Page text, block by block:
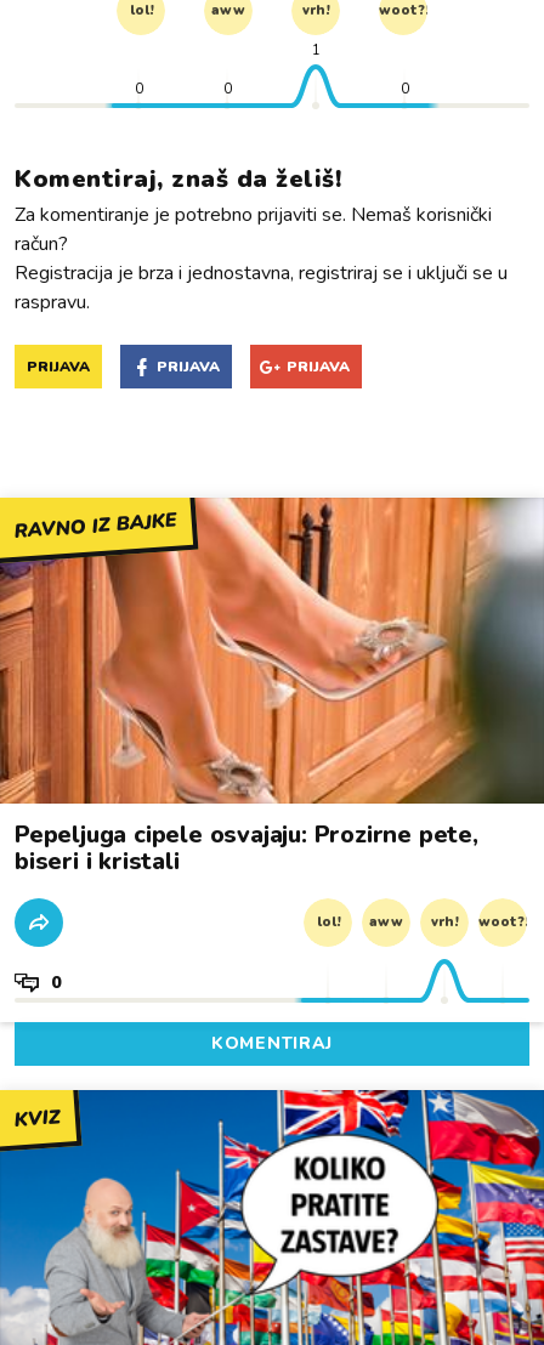
lol! aww vrh! woot?!
0 0
1
0
Komentiraj, znaš da želiš!
Za komentiranje je potrebno prijaviti se. Nemaš korisnički
račun?
Registracija je brza i jednostavna, registriraj se i uključi se u
raspravu.
PRIJAVA PRIJAVA PRIJAVA
RAVNO IZ BAJKE
Pepeljuga cipele osvajaju: Prozirne pete,
biseri i kristali
lol! aww vrh! woot?!
0
KOMENTIRAJ
KVIZ